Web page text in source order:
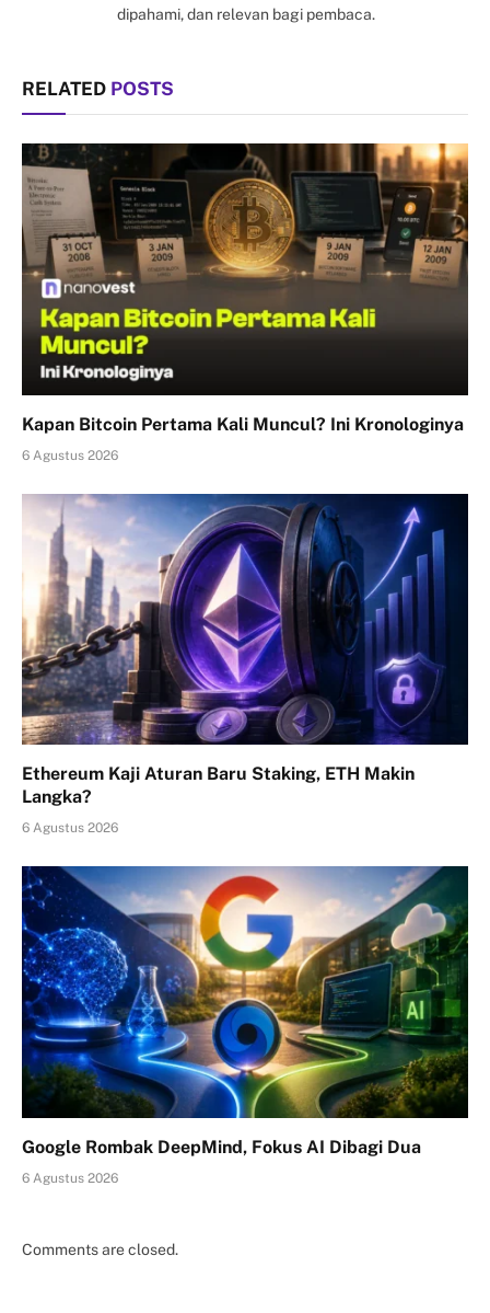
dipahami, dan relevan bagi pembaca.
RELATED POSTS
Kapan Bitcoin Pertama Kali Muncul? Ini Kronologinya
6 Agustus 2026
Ethereum Kaji Aturan Baru Staking, ETH Makin
Langka?
6 Agustus 2026
Google Rombak DeepMind, Fokus AI Dibagi Dua
6 Agustus 2026
Comments are closed.